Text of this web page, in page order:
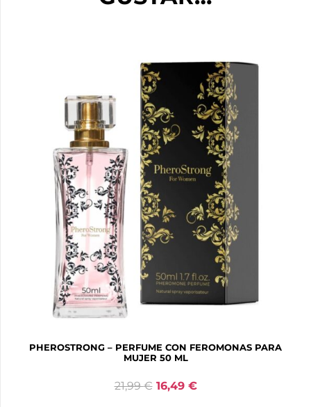
PHEROSTRONG – PERFUME CON FEROMONAS PARA
MUJER 50 ML
21,99€ 16,49 €